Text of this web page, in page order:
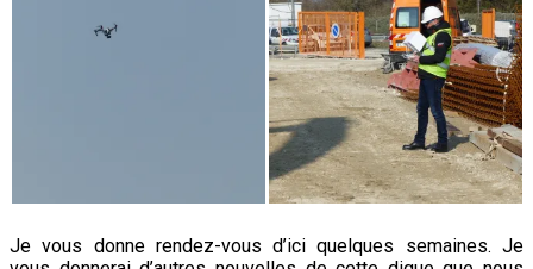
Je vous donne rendez-vous d’ici quelques semaines. Je